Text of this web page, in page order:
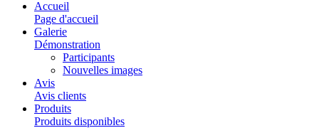
Accueil
Page d'accueil
Galerie
Démonstration
Participants
Nouvelles images
Avis
Avis clients
Produits
Produits disponibles